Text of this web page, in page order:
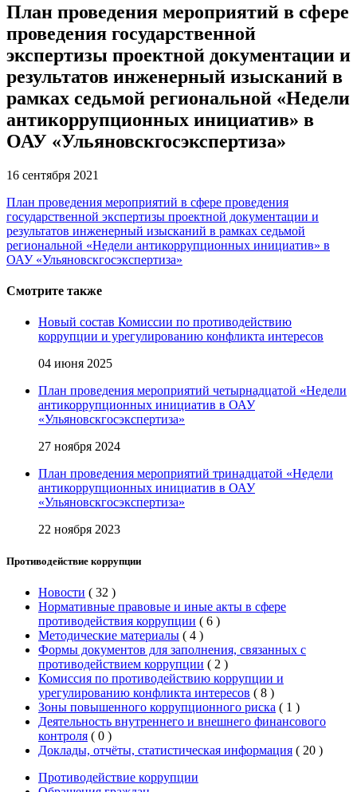
План проведения мероприятий в сфере
проведения государственной
экспертизы проектной документации и
результатов инженерный изысканий в
рамках седьмой региональной «Недели
антикоррупционных инициатив» в
ОАУ «Ульяновскгосэкспертиза»
16 сентября 2021
План проведения мероприятий в сфере проведения
государственной экспертизы проектной документации и
результатов инженерный изысканий в рамках седьмой
региональной «Недели антикоррупционных инициатив» в
ОАУ «Ульяновскгосэкспертиза»
Смотрите также
Новый состав Комиссии по противодействию
коррупции и урегулированию конфликта интересов
04 июня 2025
План проведения мероприятий четырнадцатой «Недели
антикоррупционных инициатив в ОАУ
«Ульяновскгосэкспертиза»
27 ноября 2024
План проведения мероприятий тринадцатой «Недели
антикоррупционных инициатив в ОАУ
«Ульяновскгосэкспертиза»
22 ноября 2023
Противодействие коррупции
Новости ( 32 )
Нормативные правовые и иные акты в сфере
противодействия коррупции ( 6 )
Методические материалы ( 4 )
Формы документов для заполнения, связанных с
противодействием коррупции ( 2 )
Комиссия по противодействию коррупции и
урегулированию конфликта интересов ( 8 )
Зоны повышенного коррупционного риска ( 1 )
Деятельность внутреннего и внешнего финансового
контроля ( 0 )
Доклады, отчёты, статистическая информация ( 20 )
Противодействие коррупции